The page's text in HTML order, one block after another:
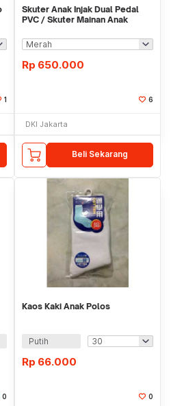
1
Skuter Anak Injak Dual Pedal
PVC / Skuter Mainan Anak
Rp 650.000
6
DKI Jakarta
Beli Sekarang
0
Kaos Kaki Anak Polos
Putih
Rp 66.000
0